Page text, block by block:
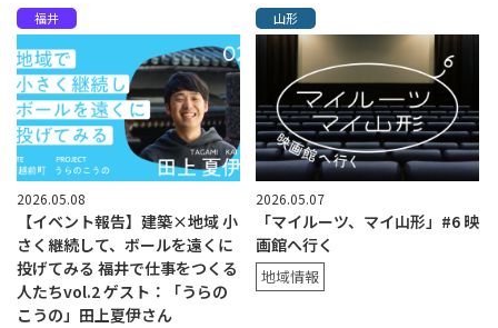
福井
2026.05.08
【イベント報告】建築×地域 小
さく継続して、ボールを遠くに
投げてみる 福井で仕事をつくる
人たちvol.2 ゲスト：「うらの
こうの」田上夏伊さん
山形
2026.05.07
「マイルーツ、マイ山形」#6 映
画館へ行く
地域情報